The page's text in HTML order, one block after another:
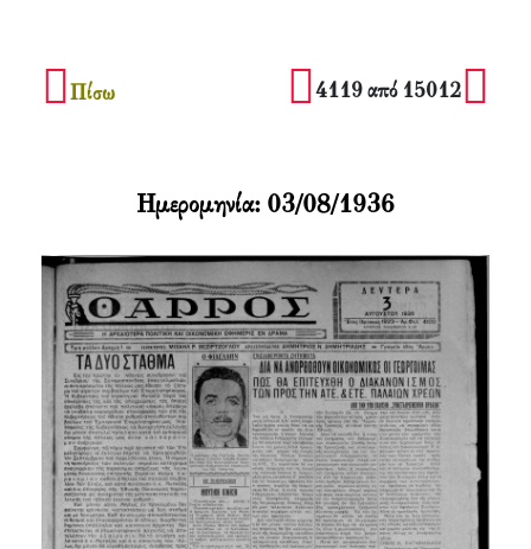
Πίσω 4119 από 15012
Ημερομηνία: 03/08/1936